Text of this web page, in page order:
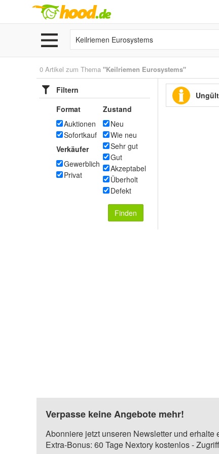
0 Artikel zum Thema "Keilriemen Eurosystems"
Filtern
Format
Auktionen
Sofortkauf
Verkäufer
Gewerblich
Privat
Zustand
Neu
Wie neu
Sehr gut
Gut
Akzeptabel
Überholt
Defekt
Finden
Verpasse keine Angebote mehr!
Abonniere jetzt unseren Newsletter und
Extra-Bonus: 60 Tage Nextory kostenlos -